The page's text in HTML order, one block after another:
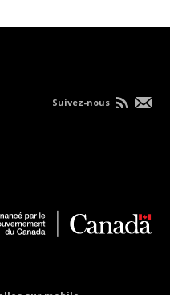
Suivez-nous